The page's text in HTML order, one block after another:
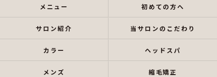
メニュー 初めての方へ
サロン紹介 当サロンのこだわり
カラー ヘッドスパ
メンズ 縮毛矯正